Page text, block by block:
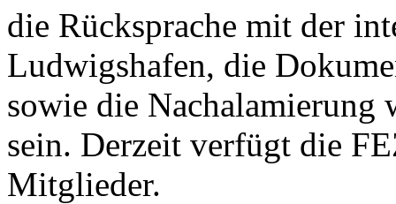
die Rücksprache mit der
Ludwigshafen, die
sowie die
sein. Derzeit verfügt die
Mitglieder.